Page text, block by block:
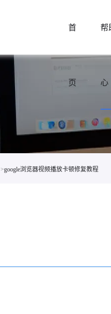
首
页
帮
心
>google浏览器视频播放卡顿修复教程